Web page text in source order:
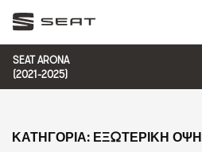
SEAT ARONA
(2021-2025)
ΚΑΤΗΓΟΡΊΑ: ΕΞΩΤΕΡΙΚΉ ΌΨΗ